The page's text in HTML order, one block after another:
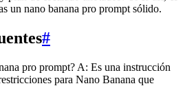
un nano banana pro prompt sólido.
#
pro prompt? A: Es una instrucción
para Nano Banana que